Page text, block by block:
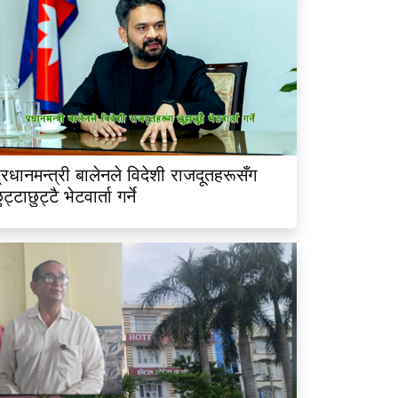
बालेनले विदेशी राजदूतहरूसँग
भेटवार्ता गर्ने